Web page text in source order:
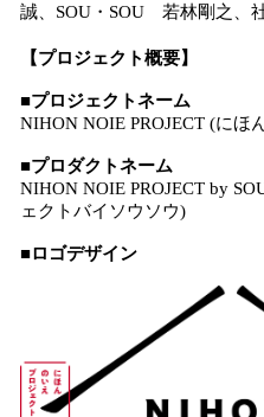
誠、SOU・SOU 若林剛之、
【プロジェクト概要】
■プロジェクトネーム
NIHON NOIE PROJECT (にほ
■プロダクトネーム
NIHON NOIE PROJECT by
ェクトバイソウソウ)
■ロゴデザイン